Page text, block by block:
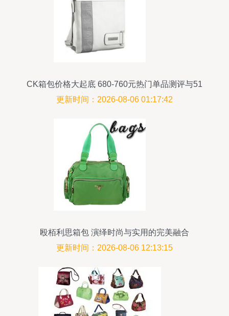
CK箱包价格大起底 680-760元热门单品测评与51
比购返利网比价攻略
更新时间：2026-08-06 01:17:42
殴栢利思箱包 演绎时尚与实用的完美融合
更新时间：2026-08-06 12:13:15